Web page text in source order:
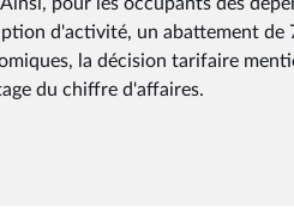
d'activité, un abattement de
la décision tarifaire
du chiffre d'affaires.